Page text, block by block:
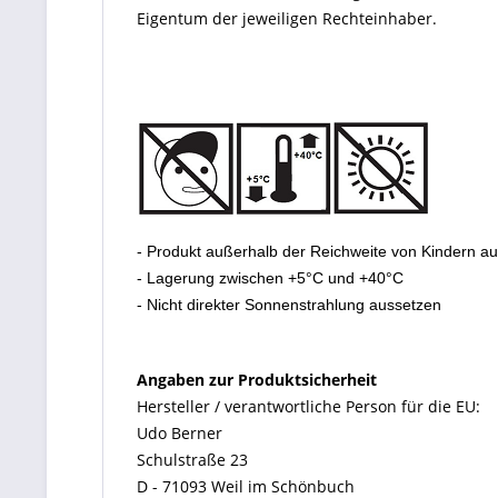
Eigentum der jeweiligen Rechteinhaber.
- Produkt außerhalb der Reichweite von Kindern
- Lagerung zwischen +5°C und +40°C
- Nicht direkter Sonnenstrahlung aussetzen
Angaben zur Produktsicherheit
Hersteller / verantwortliche Person für die EU:
Udo Berner
Schulstraße 23
D - 71093 Weil im Schönbuch